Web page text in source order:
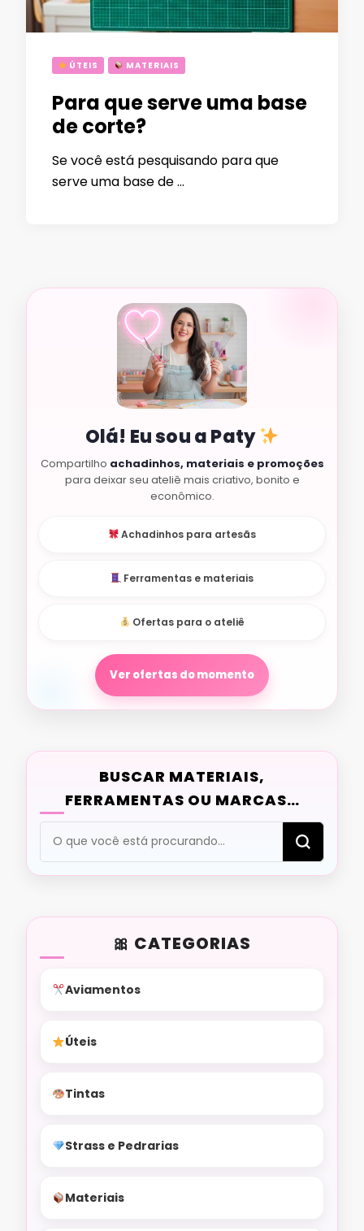
ÚTEIS MATERIAIS
Para que serve uma base
de corte?
Se você está pesquisando para que
serve uma base de …
Olá! Eu sou a Paty
Compartilho achadinhos, materiais e promoções
para deixar seu ateliê mais criativo, bonito e
econômico.
Achadinhos para artesãs
Ferramentas e materiais
Ofertas para o ateliê
Ver ofertas do momento
BUSCAR MATERIAIS,
FERRAMENTAS OU MARCAS…
Procurando
algo?
CATEGORIAS
Aviamentos
Úteis
Tintas
Strass e Pedrarias
Materiais